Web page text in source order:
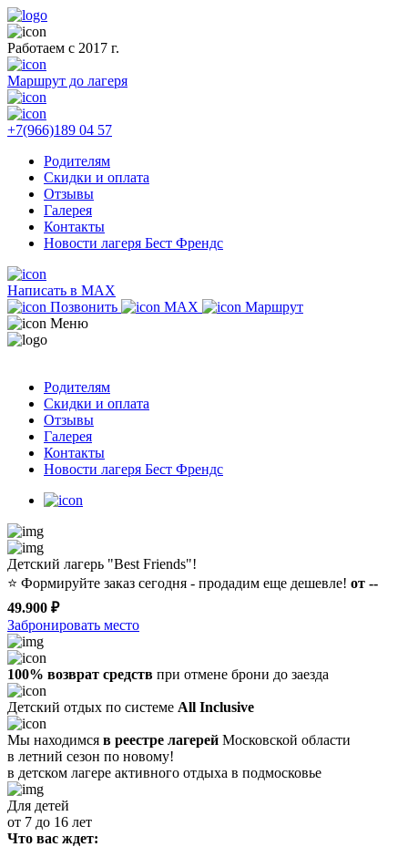
Работаем с 2017 г.
Маршрут до лагеря
+7(966)189 04 57
Родителям
Скидки и оплата
Отзывы
Галерея
Контакты
Новости лагеря Бест Френдс
Написать в MAX
Позвонить
MAX
Маршрут
Меню
Родителям
Скидки и оплата
Отзывы
Галерея
Контакты
Новости лагеря Бест Френдс
Детский лагерь "Best Friends"!
⭐️ Формируйте заказ сегодня - продадим еще дешевле! от --
49.900 ₽
Забронировать место
100% возврат средств при отмене брони до заезда
Детский отдых по системе All Inclusive
Мы находимся в реестре лагерей Московской области
в летний сезон по новому!
в детском лагере активного отдыха в подмосковье
Для детей
от 7 до 16 лет
Что вас ждет: